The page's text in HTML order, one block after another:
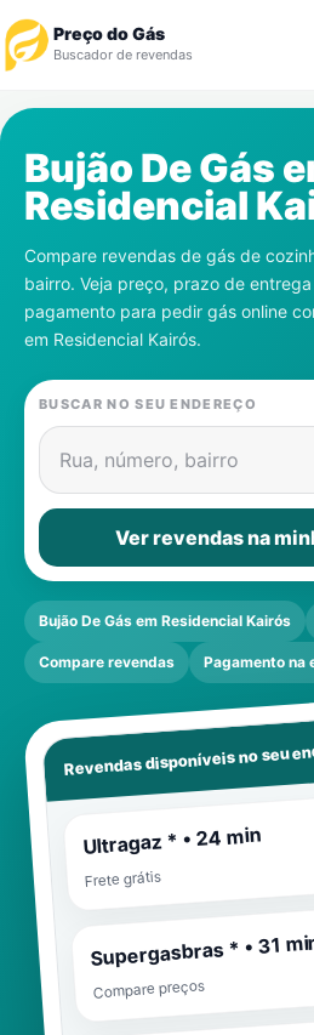
Preço do Gás
Buscador de revendas
Revendedor
Notícias
Cadastre-se
Gás
Contatos
Bujão De Gás
Residencial
Compare revendas de gás de
bairro. Veja preço, prazo de
pagamento para pedir gás online
em Residencial Kairós.
BUSCAR NO SEU ENDEREÇO
Rua, número, bairro
Ver revendas na
Bujão De Gás em Residencial Kairós
Compare revendas Pagamento na
Revendas disponíveis no seu
Ultragaz * • 24 min
Frete grátis
Supergasbras * • 31
Compare preços